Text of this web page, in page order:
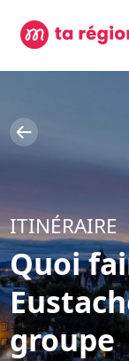
ITINÉRAIRE
Quoi
groupe